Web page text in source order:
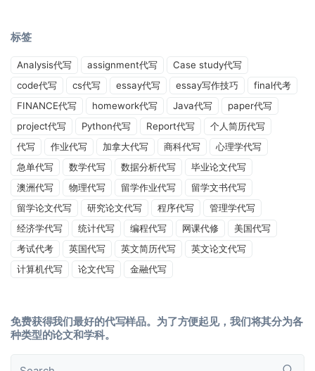
标签
Analysis代写 assignment代写
Case study代写
code代写
cs代写 essay代写 essay写作技巧
final代考
FINANCE代写
homework代写 Java代写
paper代写
project代写
Python代写 Report代写
个人简历代写
代写
作业代写 加拿大代写 商科代写
心理学代写
急单代写
数学代写 数据分析代写
毕业论文代写
澳洲代写
物理代写 留学作业代写
留学文书代写
留学论文代写
研究论文代写 程序代写
管理学代写
经济学代写
统计代写 编程代写 网课代修
美国代写
考试代考
英国代写 英文简历代写
英文论文代写
计算机代写
论文代写 金融代写
免费获得我们最好的代写样品。为了方便起见，我们将其分为各
种类型的论文和学科。